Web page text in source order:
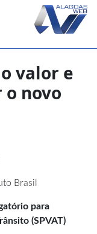
valor e
novo
Brasil
para
(SPVAT)